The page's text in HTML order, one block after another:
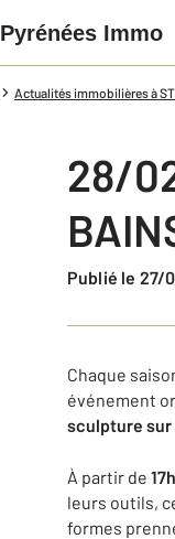
Pyrénées Immo
Actualités immobilières à ST
28/
Publié le
Chaque
événement
sculpture sur
À partir de
leurs outils,
formes